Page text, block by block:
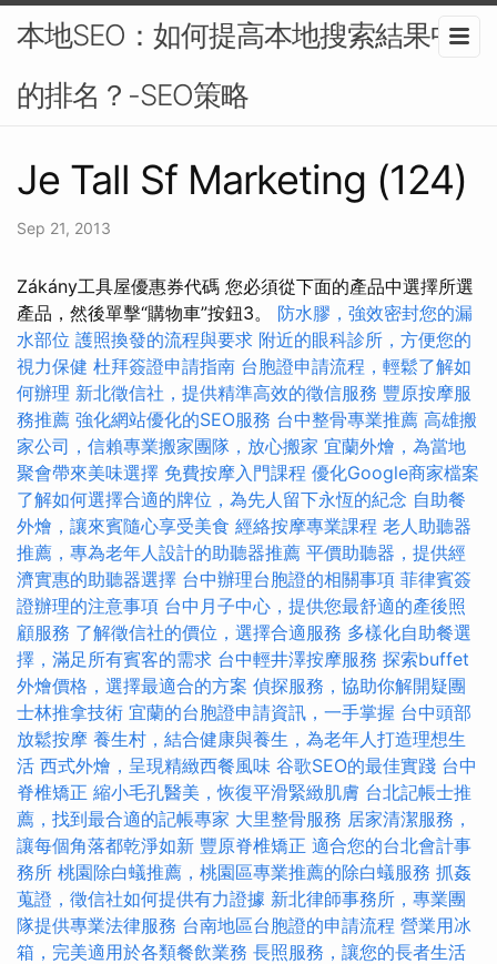
本地SEO：如何提高本地搜索結果中
的排名？-SEO策略
Je Tall Sf Marketing (124)
Sep 21, 2013
Zákány工具屋優惠券代碼 您必須從下面的產品中選擇所選
產品，然後單擊“購物車”按鈕3。 防水膠，強效密封您的漏
水部位 護照換發的流程與要求 附近的眼科診所，方便您的
視力保健 杜拜簽證申請指南 台胞證申請流程，輕鬆了解如
何辦理 新北徵信社，提供精準高效的徵信服務 豐原按摩服
務推薦 強化網站優化的SEO服務 台中整骨專業推薦 高雄搬
家公司，信賴專業搬家團隊，放心搬家 宜蘭外燴，為當地
聚會帶來美味選擇 免費按摩入門課程 優化Google商家檔案
了解如何選擇合適的牌位，為先人留下永恆的紀念 自助餐
外燴，讓來賓隨心享受美食 經絡按摩專業課程 老人助聽器
推薦，專為老年人設計的助聽器推薦 平價助聽器，提供經
濟實惠的助聽器選擇 台中辦理台胞證的相關事項 菲律賓簽
證辦理的注意事項 台中月子中心，提供您最舒適的產後照
顧服務 了解徵信社的價位，選擇合適服務 多樣化自助餐選
擇，滿足所有賓客的需求 台中輕井澤按摩服務 探索buffet
外燴價格，選擇最適合的方案 偵探服務，協助你解開疑團
士林推拿技術 宜蘭的台胞證申請資訊，一手掌握 台中頭部
放鬆按摩 養生村，結合健康與養生，為老年人打造理想生
活 西式外燴，呈現精緻西餐風味 谷歌SEO的最佳實踐 台中
脊椎矯正 縮小毛孔醫美，恢復平滑緊緻肌膚 台北記帳士推
薦，找到最合適的記帳專家 大里整骨服務 居家清潔服務，
讓每個角落都乾淨如新 豐原脊椎矯正 適合您的台北會計事
務所 桃園除白蟻推薦，桃園區專業推薦的除白蟻服務 抓姦
蒐證，徵信社如何提供有力證據 新北律師事務所，專業團
隊提供專業法律服務 台南地區台胞證的申請流程 營業用冰
箱，完美適用於各類餐飲業務 長照服務，讓您的長者生活